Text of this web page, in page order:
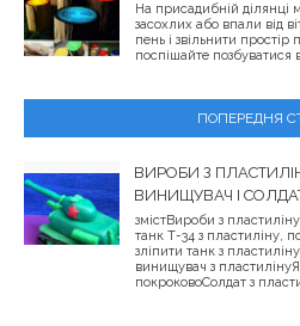
На присадибній ділянці
засохлих або впали від
пень і звільнити
поспішайте позбуватися
ПОПЕРЕДНЯ
ВИРОБИ З
ВИНИЩУВАЧ І
змістВироби з
танк Т-34 з пластиліну,
зліпити танк з
винищувач з
покроковоСолдат з